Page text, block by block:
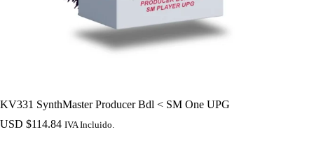
KV331 SynthMaster Producer Bdl < SM One UPG
USD $114.84 IVA Incluido.